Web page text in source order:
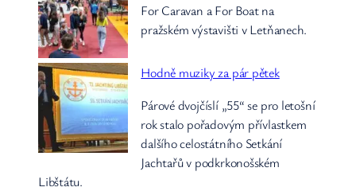
For Caravan a For Boat na
pražském výstavišti v Letňanech.
Hodně muziky za pár pětek
Párové dvojčíslí „55“ se pro letošní
rok stalo pořadovým přívlastkem
dalšího celostátního Setkání
Jachtařů v podkrkonošském
Libštátu.